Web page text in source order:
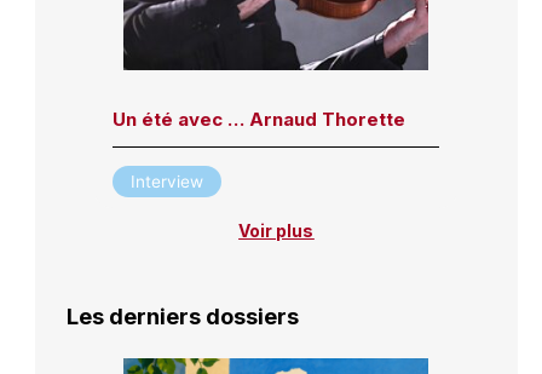
Un été avec … Arnaud Thorette
Interview
Voir plus
Les derniers dossiers